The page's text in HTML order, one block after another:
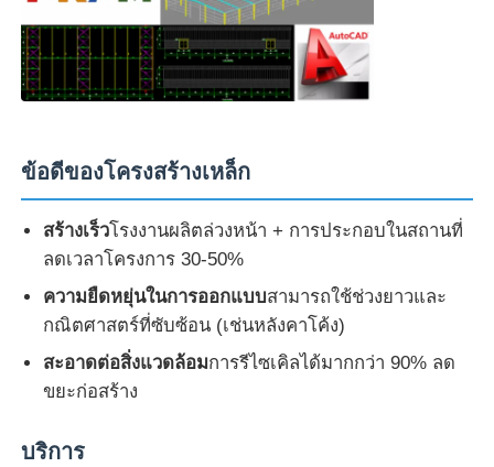
ข้อดีของโครงสร้างเหล็ก
สร้างเร็วโรงงานผลิตล่วงหน้า + การประกอบในสถานที่
ลดเวลาโครงการ 30-50%
ความยืดหยุ่นในการออกแบบสามารถใช้ช่วงยาวและ
กณิตศาสตร์ที่ซับซ้อน (เช่นหลังคาโค้ง)
สะอาดต่อสิ่งแวดล้อมการรีไซเคิลได้มากกว่า 90% ลด
ขยะก่อสร้าง
บริการ